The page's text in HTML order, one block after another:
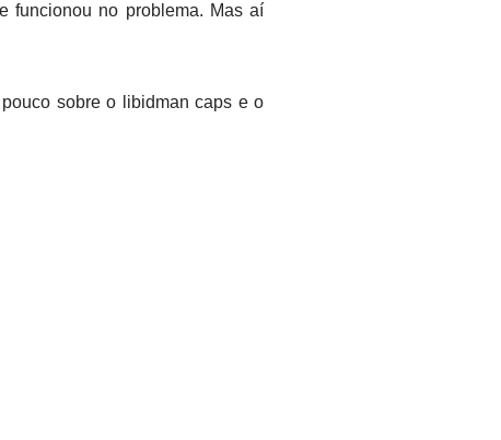
funcionou no problema. Mas aí
sobre o libidman caps e o